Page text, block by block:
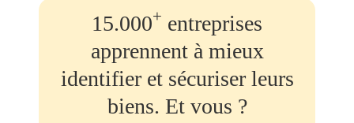
15.000+ entreprises
apprennent à mieux
identifier et sécuriser leurs
biens. Et vous ?